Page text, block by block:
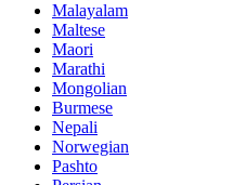
Malayalam
Maltese
Maori
Marathi
Mongolian
Burmese
Nepali
Norwegian
Pashto